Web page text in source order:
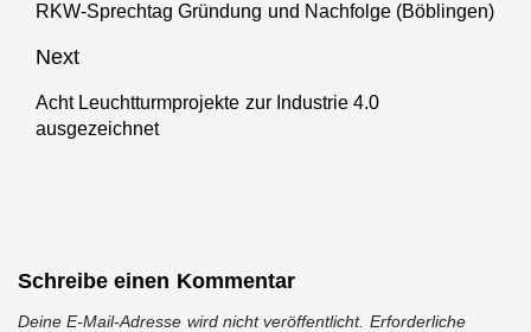
Previous
RKW-Sprechtag Gründung und Nachfolge (Böblingen)
Next
Next
post:
Acht Leuchtturmprojekte zur Industrie 4.0
ausgezeichnet
Schreibe einen Kommentar
Deine E-Mail-Adresse wird nicht veröffentlicht. Erforderliche